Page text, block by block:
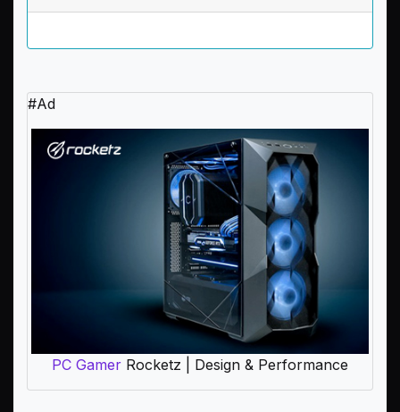
#Ad
PC Gamer Rocketz | Design & Performance